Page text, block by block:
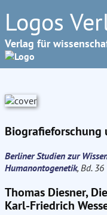
Logos
Verlag für
Berliner Studien zur
Humanontogenetik, Bd. 36
Thomas Diesner,
Karl-Friedrich